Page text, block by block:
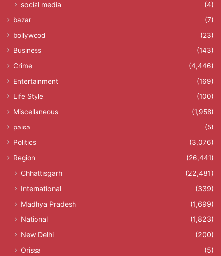
social media (4)
bazar
(7)
bollywood
(23)
Business
(143)
Crime
(4,446)
Entertainment
(169)
Life Style
(100)
Miscellaneous
(1,958)
paisa
(5)
Politics
(3,076)
Region
(26,441)
Chhattisgarh
(22,481)
International
(339)
Madhya Pradesh
(1,699)
National
(1,823)
New Delhi
(200)
Orissa
(5)